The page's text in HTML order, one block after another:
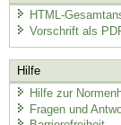
HTML-
Vorschrift als
Hilfe
Hilfe zur
Fragen und